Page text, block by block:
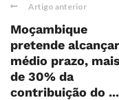
Artigo anterior
Moçambique
pretende
médio prazo, mais
de 30% da
contribuição do ...